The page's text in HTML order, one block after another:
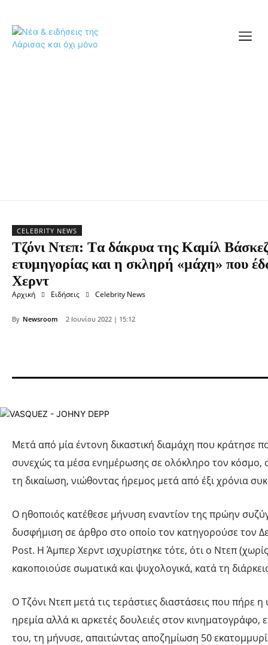
CELEBRITY NEWS
Τζόνι Ντεπ: Tα δάκρυα της Καμίλ
ετυμηγορίας και η σκληρή «μάχη» που
Χερντ
Αρχική Ειδήσεις Celebrity News
By Newsroom 2 Ιουνίου 2022 | 15:12
Μετά από μία έντονη δικαστική διαμάχη που κράτησε
συνεχώς τα μέσα ενημέρωσης σε ολόκληρο τον κόσμο,
τη δικαίωση, νιώθοντας ήρεμος μετά από έξι χρόνια
Ο ηθοποιός κατέθεσε μήνυση εναντίον της πρώην
δυσφήμιση σε άρθρο στο οποίο τον κατηγορούσε τον
Post. H Άμπερ Χερντ ισχυρίστηκε τότε, ότι ο Ντεπ
κακοποιούσε σωματικά και ψυχολογικά, κατά τη
Ο Τζόνι Ντεπ μετά τις τεράστιες διαστάσεις που πήρε
ηρεμία αλλά κι αρκετές δουλειές στον κινηματογράφο,
του, τη μήνυσε, απαιτώντας αποζημίωση 50